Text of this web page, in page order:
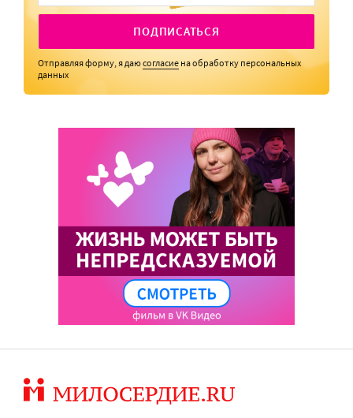
ПОДПИСАТЬСЯ
Отправляя форму, я даюсогласие на обработку персональных
данных